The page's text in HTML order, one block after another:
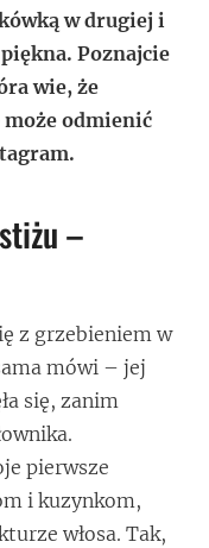
w drugiej i
Poznajcie
wie, że
odmienić
–
z grzebieniem w
mówi – jej
się, zanim
pierwsze
i kuzynkom,
włosa. Tak,